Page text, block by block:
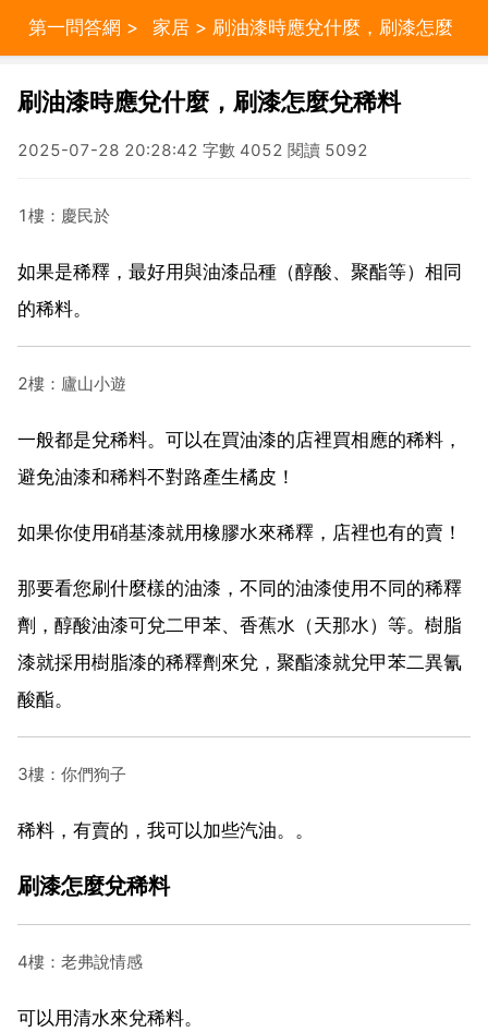
第一問答網 > 家居 > 刷油漆時應兌什麼，刷漆怎麼
刷油漆時應兌什麼，刷漆怎麼兌稀料
2025-07-28 20:28:42 字數 4052 閱讀 5092
1樓：慶民於
如果是稀釋，最好用與油漆品種（醇酸、聚酯等）相同
的稀料。
2樓：廬山小遊
一般都是兌稀料。可以在買油漆的店裡買相應的稀料，
避免油漆和稀料不對路產生橘皮！
如果你使用硝基漆就用橡膠水來稀釋，店裡也有的賣！
那要看您刷什麼樣的油漆，不同的油漆使用不同的稀釋
劑，醇酸油漆可兌二甲苯、香蕉水（天那水）等。樹脂
漆就採用樹脂漆的稀釋劑來兌，聚酯漆就兌甲苯二異氰
酸酯。
3樓：你們狗子
稀料，有賣的，我可以加些汽油。。
刷漆怎麼兌稀料
4樓：老弗說情感
可以用清水來兌稀料。